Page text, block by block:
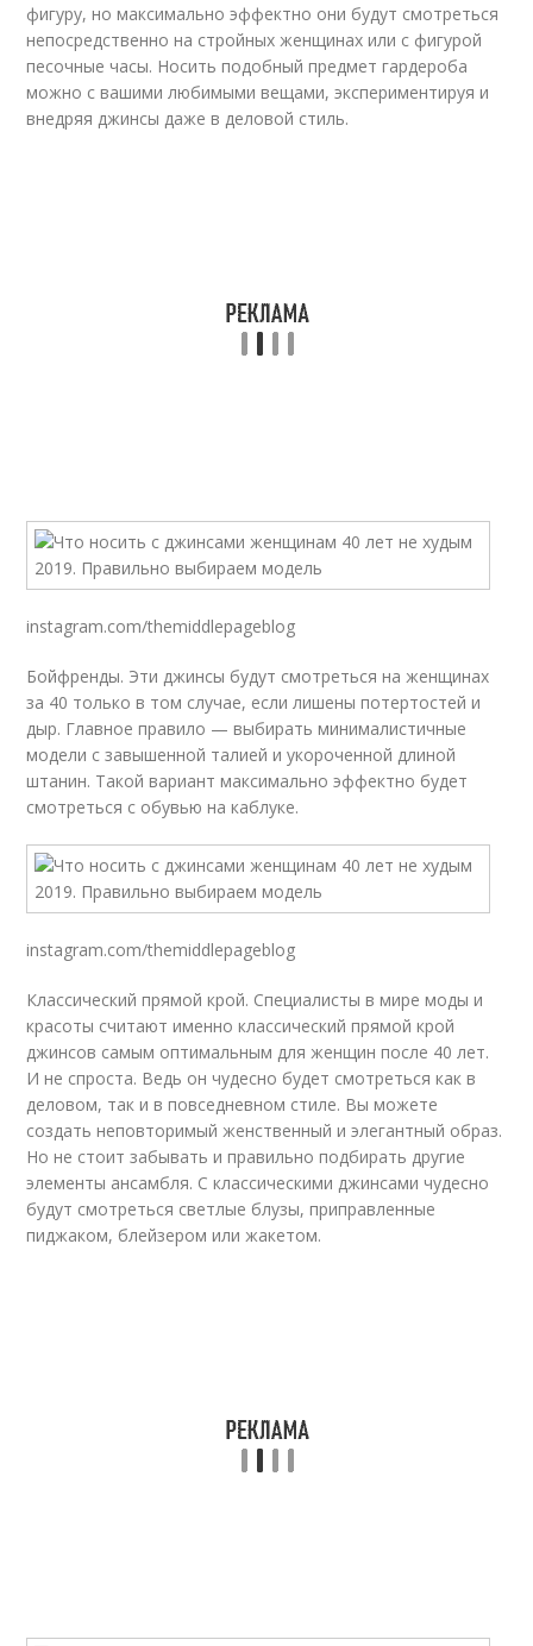
фигуру, но максимально эффектно они будут смотреться
непосредственно на стройных женщинах или с фигурой
песочные часы. Носить подобный предмет гардероба
можно с вашими любимыми вещами, экспериментируя и
внедряя джинсы даже в деловой стиль.
instagram.com/themiddlepageblog
Бойфренды. Эти джинсы будут смотреться на женщинах
за 40 только в том случае, если лишены потертостей и
дыр. Главное правило — выбирать минималистичные
модели с завышенной талией и укороченной длиной
штанин. Такой вариант максимально эффектно будет
смотреться с обувью на каблуке.
instagram.com/themiddlepageblog
Классический прямой крой. Специалисты в мире моды и
красоты считают именно классический прямой крой
джинсов самым оптимальным для женщин после 40 лет.
И не спроста. Ведь он чудесно будет смотреться как в
деловом, так и в повседневном стиле. Вы можете
создать неповторимый женственный и элегантный образ.
Но не стоит забывать и правильно подбирать другие
элементы ансамбля. С классическими джинсами чудесно
будут смотреться светлые блузы, приправленные
пиджаком, блейзером или жакетом.